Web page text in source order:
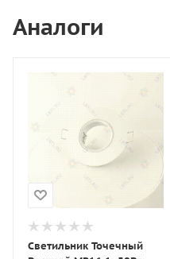
Аналоги
Светильник Точечный